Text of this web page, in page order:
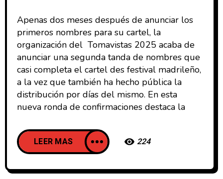
Apenas dos meses después de anunciar los
primeros nombres para su cartel, la
organización del Tomavistas 2025 acaba de
anunciar una segunda tanda de nombres que
casi completa el cartel des festival madrileño,
a la vez que también ha hecho pública la
distribución por días del mismo. En esta
nueva ronda de confirmaciones destaca la
LEER MAS 224